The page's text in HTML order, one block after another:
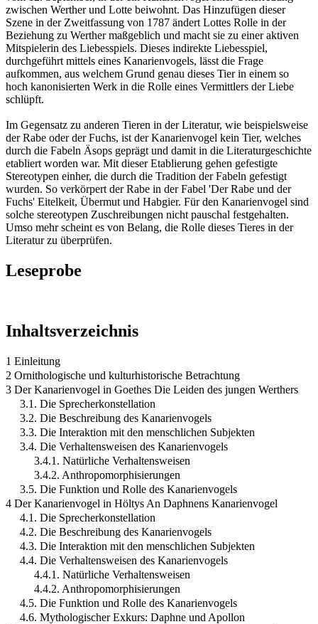
zwischen Werther und Lotte beiwohnt. Das Hinzufügen dieser
Szene in der Zweitfassung von 1787 ändert Lottes Rolle in der
Beziehung zu Werther maßgeblich und macht sie zu einer aktiven
Mitspielerin des Liebesspiels. Dieses indirekte Liebesspiel,
durchgeführt mittels eines Kanarienvogels, lässt die Frage
aufkommen, aus welchem Grund genau dieses Tier in einem so
hoch kanonisierten Werk in die Rolle eines Vermittlers der Liebe
schlüpft.
Im Gegensatz zu anderen Tieren in der Literatur, wie beispielsweise
der Rabe oder der Fuchs, ist der Kanarienvogel kein Tier, welches
durch die Fabeln Äsops geprägt und damit in die Literaturgeschichte
etabliert worden war. Mit dieser Etablierung gehen gefestigte
Stereotypen einher, die durch die Tradition der Fabeln gefestigt
wurden. So verkörpert der Rabe in der Fabel 'Der Rabe und der
Fuchs' Eitelkeit, Übermut und Habgier. Für den Kanarienvogel sind
solche stereotypen Zuschreibungen nicht pauschal festgehalten.
Umso mehr scheint es von Belang, die Rolle dieses Tieres in der
Literatur zu überprüfen.
Leseprobe
Inhaltsverzeichnis
1 Einleitung
2 Ornithologische und kulturhistorische Betrachtung
3 Der Kanarienvogel in Goethes Die Leiden des jungen Werthers
3.1. Die Sprecherkonstellation
3.2. Die Beschreibung des Kanarienvogels
3.3. Die Interaktion mit den menschlichen Subjekten
3.4. Die Verhaltensweisen des Kanarienvogels
3.4.1. Natürliche Verhaltensweisen
3.4.2. Anthropomorphisierungen
3.5. Die Funktion und Rolle des Kanarienvogels
4 Der Kanarienvogel in Höltys An Daphnens Kanarienvogel
4.1. Die Sprecherkonstellation
4.2. Die Beschreibung des Kanarienvogels
4.3. Die Interaktion mit den menschlichen Subjekten
4.4. Die Verhaltensweisen des Kanarienvogels
4.4.1. Natürliche Verhaltensweisen
4.4.2. Anthropomorphisierungen
4.5. Die Funktion und Rolle des Kanarienvogels
4.6. Mythologischer Exkurs: Daphne und Apollon